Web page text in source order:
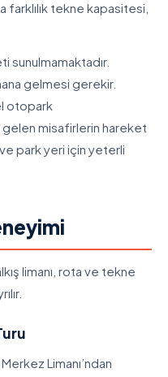
farklılık tekne kapasitesi,
sunulmamaktadır.
gelmesi gerekir.
otopark
gelen misafirlerin hareket
park yeri için yeterli
limanı, rota ve tekne
Limanı’ndan